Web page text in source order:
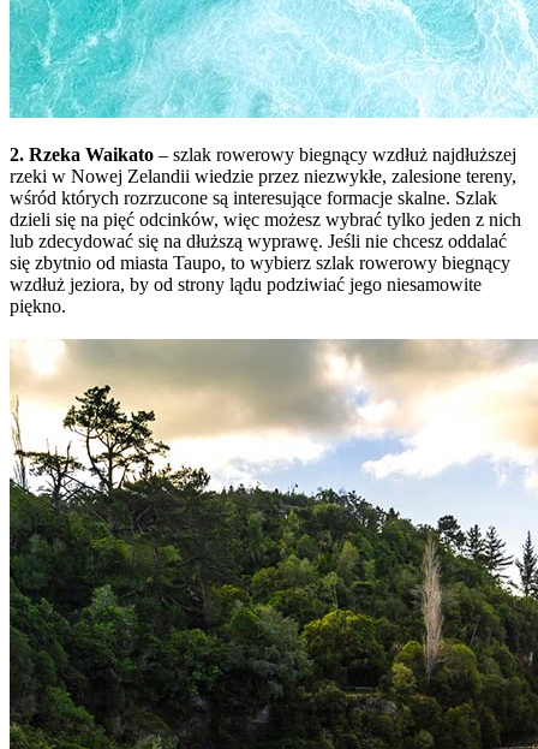
2. Rzeka Waikato – szlak rowerowy biegnący wzdłuż najdłuższej
rzeki w Nowej Zelandii wiedzie przez niezwykłe, zalesione tereny,
wśród których rozrzucone są interesujące formacje skalne. Szlak
dzieli się na pięć odcinków, więc możesz wybrać tylko jeden z nich
lub zdecydować się na dłuższą wyprawę. Jeśli nie chcesz oddalać
się zbytnio od miasta Taupo, to wybierz szlak rowerowy biegnący
wzdłuż jeziora, by od strony lądu podziwiać jego niesamowite
piękno.